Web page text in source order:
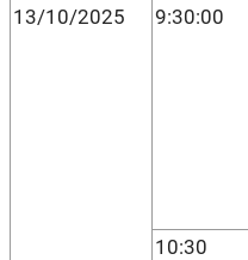
13/10/2025 9:30:00
10:30